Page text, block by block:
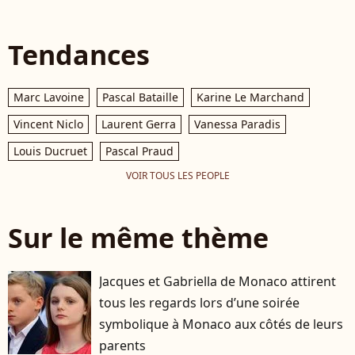
Tendances
Marc Lavoine Pascal Bataille
Karine Le Marchand
Vincent Niclo
Laurent Gerra
Vanessa Paradis
Louis Ducruet
Pascal Praud
VOIR TOUS LES PEOPLE
Sur le même thème
Jacques et Gabriella de Monaco attirent
tous les regards lors d’une soirée
symbolique à Monaco aux côtés de leurs
parents